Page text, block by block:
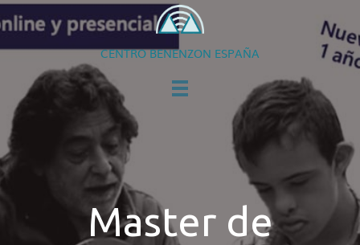
CENTRO BENENZON ESPAÑA
Master de